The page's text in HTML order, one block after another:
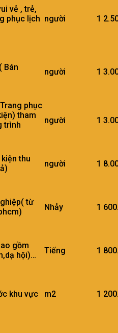
vẻ , trẻ,
phục lịch người 1
Bán
người 1
phục
tham
trình
người 1
thu
người 1
từ
Nhảy 1
gồm
hội)…
Tiếng 1
khu vực m2 1